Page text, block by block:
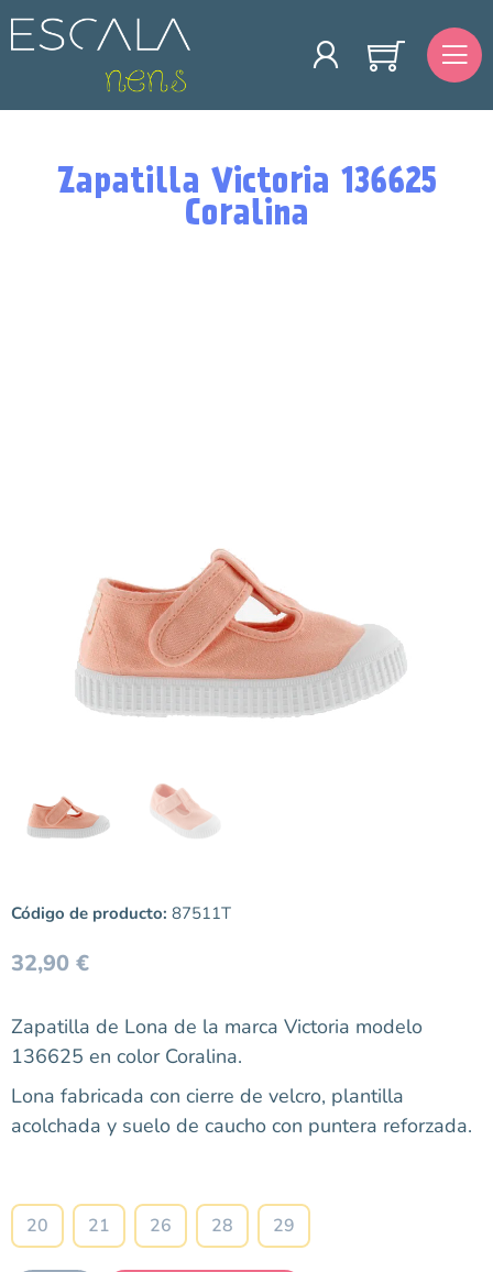
Zapatilla Victoria 136625
Coralina
Código de producto: 87511T
32,90 €
Zapatilla de Lona de la marca Victoria modelo
136625 en color Coralina.
Lona fabricada con cierre de velcro, plantilla
acolchada y suelo de caucho con puntera reforzada.
20 21 26 28 29